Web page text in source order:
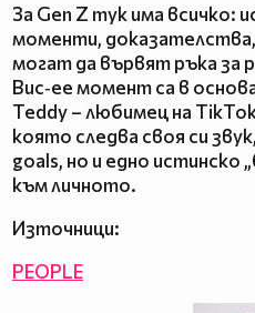
За Gen Z тук има всичко:
моменти,
могат да вървят ръка за
Buc‑ee момент са в
Teddy – любимец на
която следва своя си
goals, но и едно истинско
към личното.
Източници:
PEOPLE